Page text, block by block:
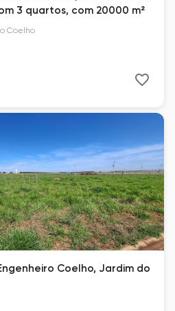
3 quartos, com 20000 m²
Coelho
Coelho, Jardim do